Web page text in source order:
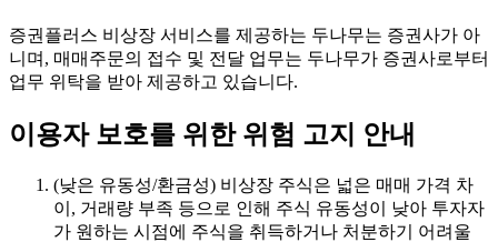
증권플러스 비상장 서비스를 제공하는 두나무는 증권사가 아
니며, 매매주문의 접수 및 전달 업무는 두나무가 증권사로부터
업무 위탁을 받아 제공하고 있습니다.
이용자 보호를 위한 위험 고지 안내
(낮은 유동성/환금성) 비상장 주식은 넓은 매매 가격 차
이, 거래량 부족 등으로 인해 주식 유동성이 낮아 투자자
가 원하는 시점에 주식을 취득하거나 처분하기 어려울